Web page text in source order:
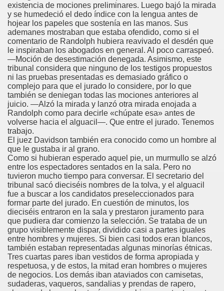
existencia de mociones preliminares. Luego bajó la mirada
y se humedeció el dedo índice con la lengua antes de
hojear los papeles que sostenía en las manos. Sus
ademanes mostraban que estaba ofendido, como si el
comentario de Randolph hubiera reavivado el desdén que
le inspiraban los abogados en general. Al poco carraspeó.
—Moción de desestimación denegada. Asimismo, este
tribunal considera que ninguno de los testigos propuestos
ni las pruebas presentadas es demasiado gráfico o
complejo para que el jurado lo considere, por lo que
también se deniegan todas las mociones anteriores al
juicio. —Alzó la mirada y lanzó otra mirada enojada a
Randolph como para decirle «chúpate esa» antes de
volverse hacia el alguacil—. Que entre el jurado. Tenemos
trabajo.
El juez Davidson también era conocido como un hombre al
que le gustaba ir al grano.
Como si hubieran esperado aquel pie, un murmullo se alzó
entre los espectadores sentados en la sala. Pero no
tuvieron mucho tiempo para conversar. El secretario del
tribunal sacó dieciséis nombres de la tolva, y el alguacil
fue a buscar a los candidatos preseleccionados para
formar parte del jurado. En cuestión de minutos, los
dieciséis entraron en la sala y prestaron juramento para
que pudiera dar comienzo la selección. Se trataba de un
grupo visiblemente dispar, dividido casi a partes iguales
entre hombres y mujeres. Si bien casi todos eran blancos,
también estaban representadas algunas minorías étnicas.
Tres cuartas pares iban vestidos de forma apropiada y
respetuosa, y de estos, la mitad eran hombres o mujeres
de negocios. Los demás iban ataviados con camisetas,
sudaderas, vaqueros, sandalias y prendas de rapero,